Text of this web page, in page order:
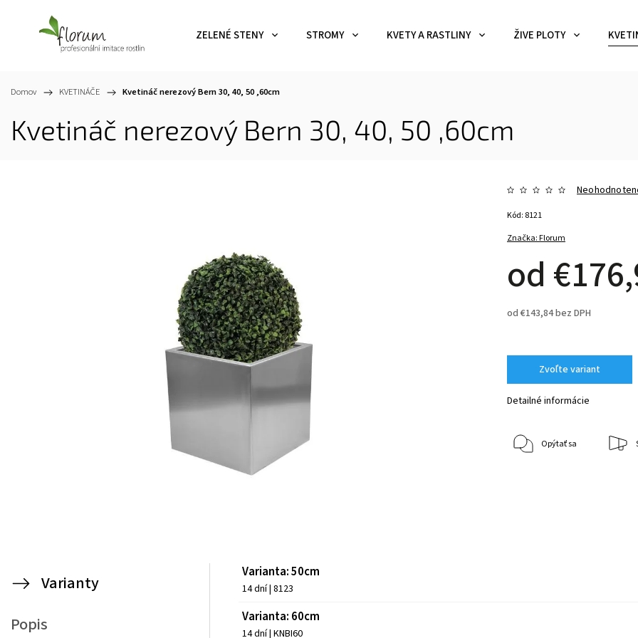
ZELENÉ STENY STROMY KVETY A RASTLINY ŽIVE PLOTY
Domov / KVETINÁČE / Kvetináč nerezový Bern30, 40, 50 ,60cm
Kvetináč nerezový Bern 30, 40, 50 ,60cm
Značka:Florum
od
od€143,84bez DPH
Kód: 8121
Zvoľte variant
Detailné informácie
Opýtať sa
Varianty
Popis
Varianta: 50cm
14 dní| 8123
Varianta: 60cm
14 dní| KNBI60